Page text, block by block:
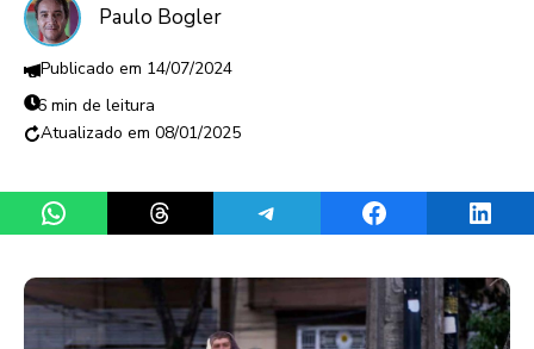
Paulo Bogler
14/07/2024
6 min de leitura
08/01/2025
Share on WhatsAppShare on ThreadsShare on TelegramShare on Facebook